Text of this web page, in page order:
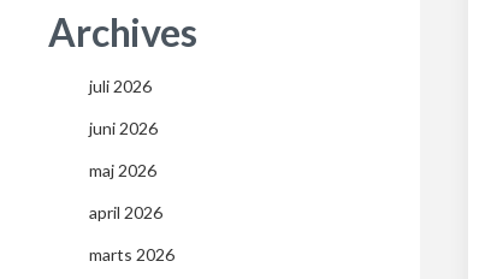
Archives
juli 2026
juni 2026
maj 2026
april 2026
marts 2026